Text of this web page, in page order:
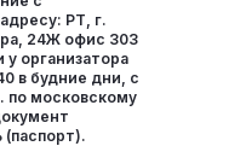
РТ, г.
24Ж офис 303
у организатора
в будние дни, с
по московскому